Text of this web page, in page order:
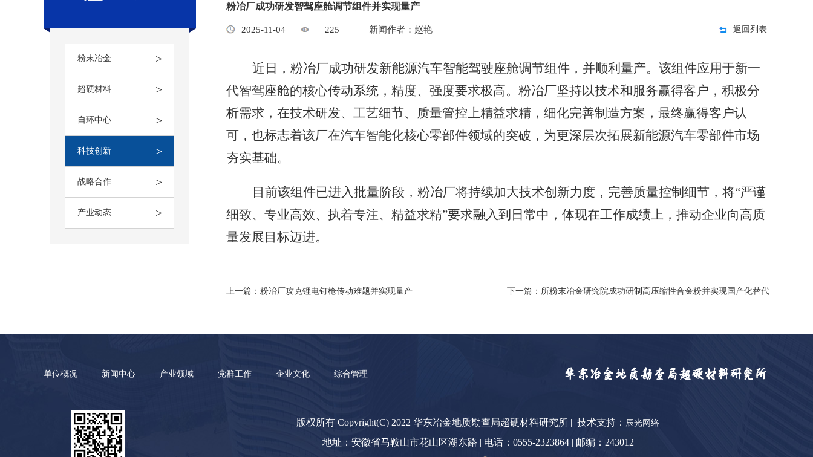
粉末冶金 >
超硬材料 >
自环中心 >
科技创新 >
战略合作 >
产业动态 >
粉冶厂成功研发智驾座舱调节组件并实现量产
2025-11-04 225 新闻作者：赵艳 返回列表
近日，粉冶厂成功研发新能源汽车智能驾驶座舱调节组件，并顺利量产。该组件应用于新一
代智驾座舱的核心传动系统，精度、强度要求极高。粉冶厂坚持以技术和服务赢得客户，积极分
析需求，在技术研发、工艺细节、质量管控上精益求精，细化完善制造方案，最终赢得客户认
可， 也标志着该厂在汽车智能化核心零部件领域的突破，为更深层次拓展新能源汽车零部件市场
夯实基础。
目前该组件已进入批量阶段， 粉冶厂将持续加大技术创新力度，完善质量控制细节，将“严谨
细致、专业高效、 执着专注、精益求精”要求融入到日常中，体现在工作成绩上，推动企业向高质
量发展目标迈进。
上一篇：粉冶厂攻克锂电钉枪传动难题并实现量产 下一篇：所粉末冶金研究院成功研制高压缩性合金粉并实现国产化替代
单位概况 新闻中心 产业领域 党群工作 企业文化 综合管理
版权所有 Copyright(C) 2022 华东冶金地质勘查局超硬材料研究所 | 技术支持： 辰光网络
地址：安徽省马鞍山市花山区湖东路 | 电话：0555-2323864 | 邮编：243012